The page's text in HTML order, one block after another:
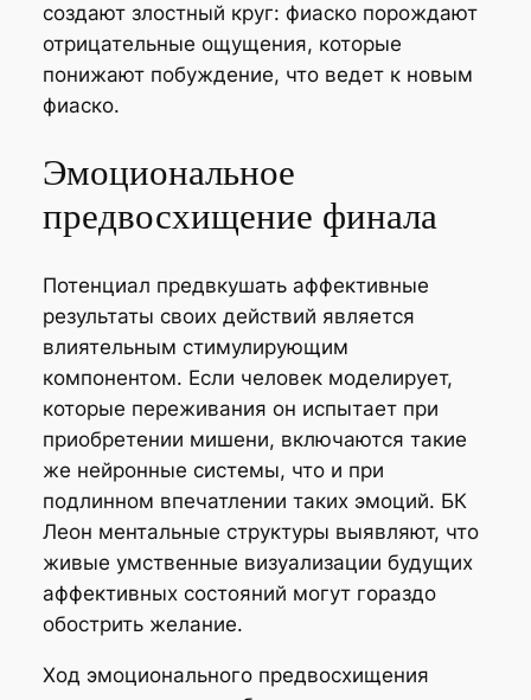
создают злостный круг: фиаско порождают
отрицательные ощущения, которые
понижают побуждение, что ведет к новым
фиаско.
Эмоциональное
предвосхищение финала
Потенциал предвкушать аффективные
результаты своих действий является
влиятельным стимулирующим
компонентом. Если человек моделирует,
которые переживания он испытает при
приобретении мишени, включаются такие
же нейронные системы, что и при
подлинном впечатлении таких эмоций. БК
Леон ментальные структуры выявляют, что
живые умственные визуализации будущих
аффективных состояний могут гораздо
обострить желание.
Ход эмоционального предвосхищения